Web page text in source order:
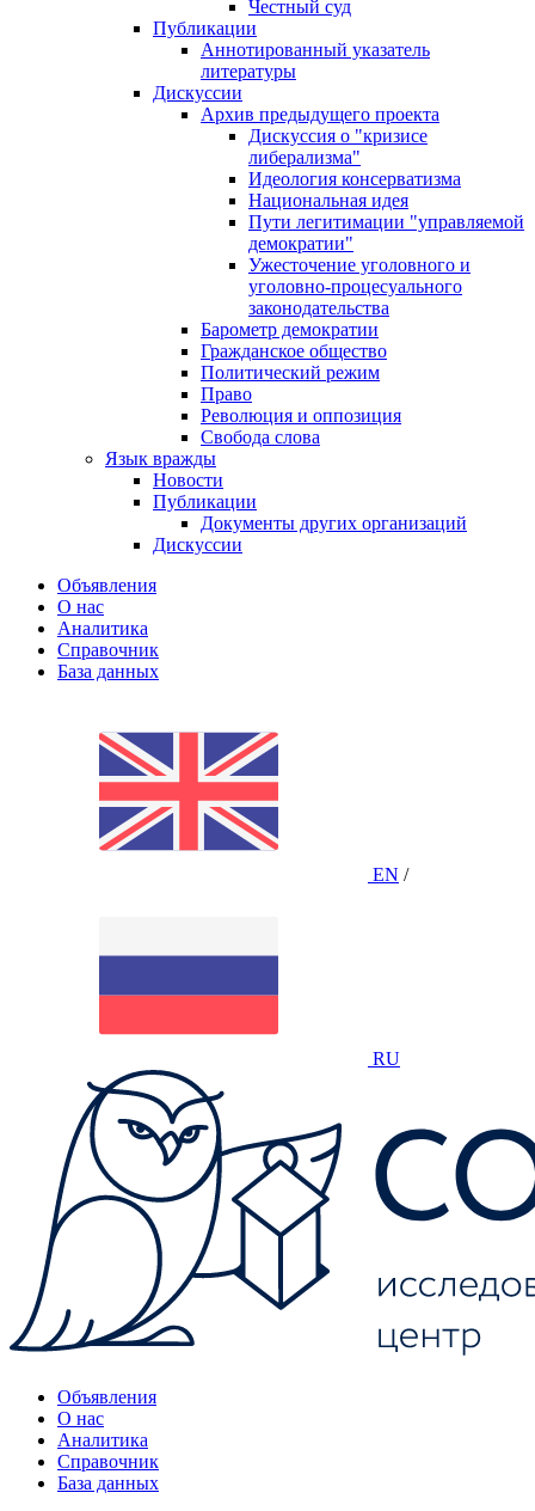
Честный суд
Публикации
Аннотированный указатель
литературы
Дискуссии
Архив предыдущего проекта
Дискуссия о "кризисе
либерализма"
Идеология консерватизма
Национальная идея
Пути легитимации "управляемой
демократии"
Ужесточение уголовного и
уголовно-процесуального
законодательства
Барометр демократии
Гражданское общество
Политический режим
Право
Революция и оппозиция
Свобода слова
Язык вражды
Новости
Публикации
Документы других организаций
Дискуссии
Объявления
О нас
Аналитика
Справочник
База данных
EN /
RU
Объявления
О нас
Аналитика
Справочник
База данных